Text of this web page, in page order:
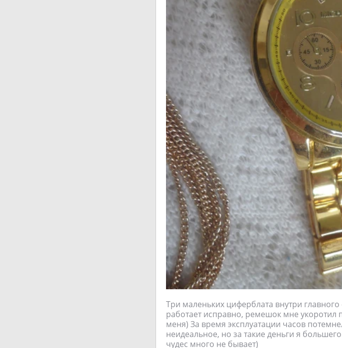
Три маленьких циферблата внутри
работает исправно, ремешок мне укоротил
меня) За время эксплуатации часов
неидеальное, но за такие деньги я
чудес много не бывает)